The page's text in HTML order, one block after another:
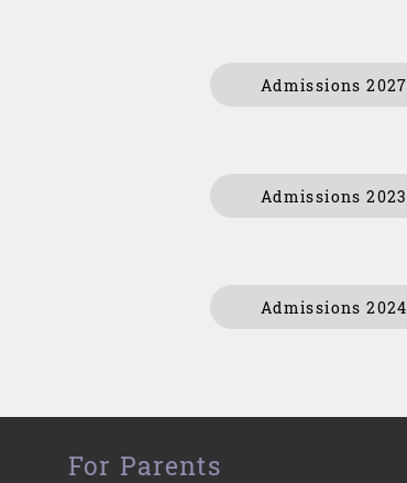
Admissions 2027
Admissions 2023
Admissions 2024
For Parents